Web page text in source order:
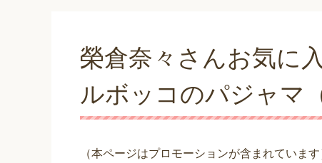
榮倉奈々さんお気に
ルボッコのパジャマ
（本ページはプロモーションが含まれています